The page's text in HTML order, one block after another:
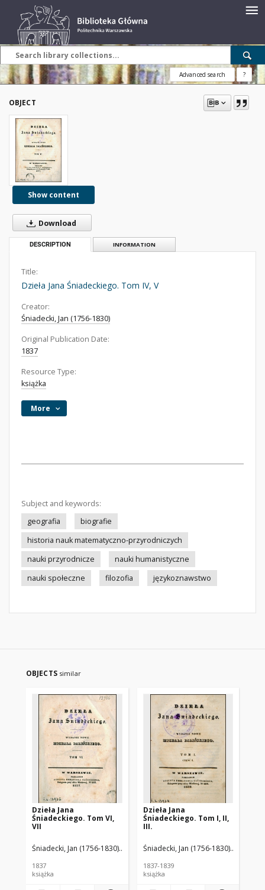
Advanced search ?
OBJECT
Show content
Download
DESCRIPTION INFORMATION
Title:
Dzieła Jana Śniadeckiego. Tom IV, V
Creator:
Śniadecki, Jan (1756-1830)
Original Publication Date:
1837
Resource Type:
książka
More
Subject and keywords:
geografia
biografie
historia nauk matematyczno-przyrodniczych
nauki przyrodnicze
nauki humanistyczne
nauki społeczne
filozofia językoznawstwo
OBJECTS similar
Dzieła Jana
Śniadeckiego. Tom VI,
VII
Śniadecki, Jan (1756-1830) Baliński, Michał (1794-1864). Wyd.
1837
książka
Dzieła Jana
Śniadeckiego. Tom I, II,
III.
Śniadecki, Jan (1756-1830)
1837-1839
książka